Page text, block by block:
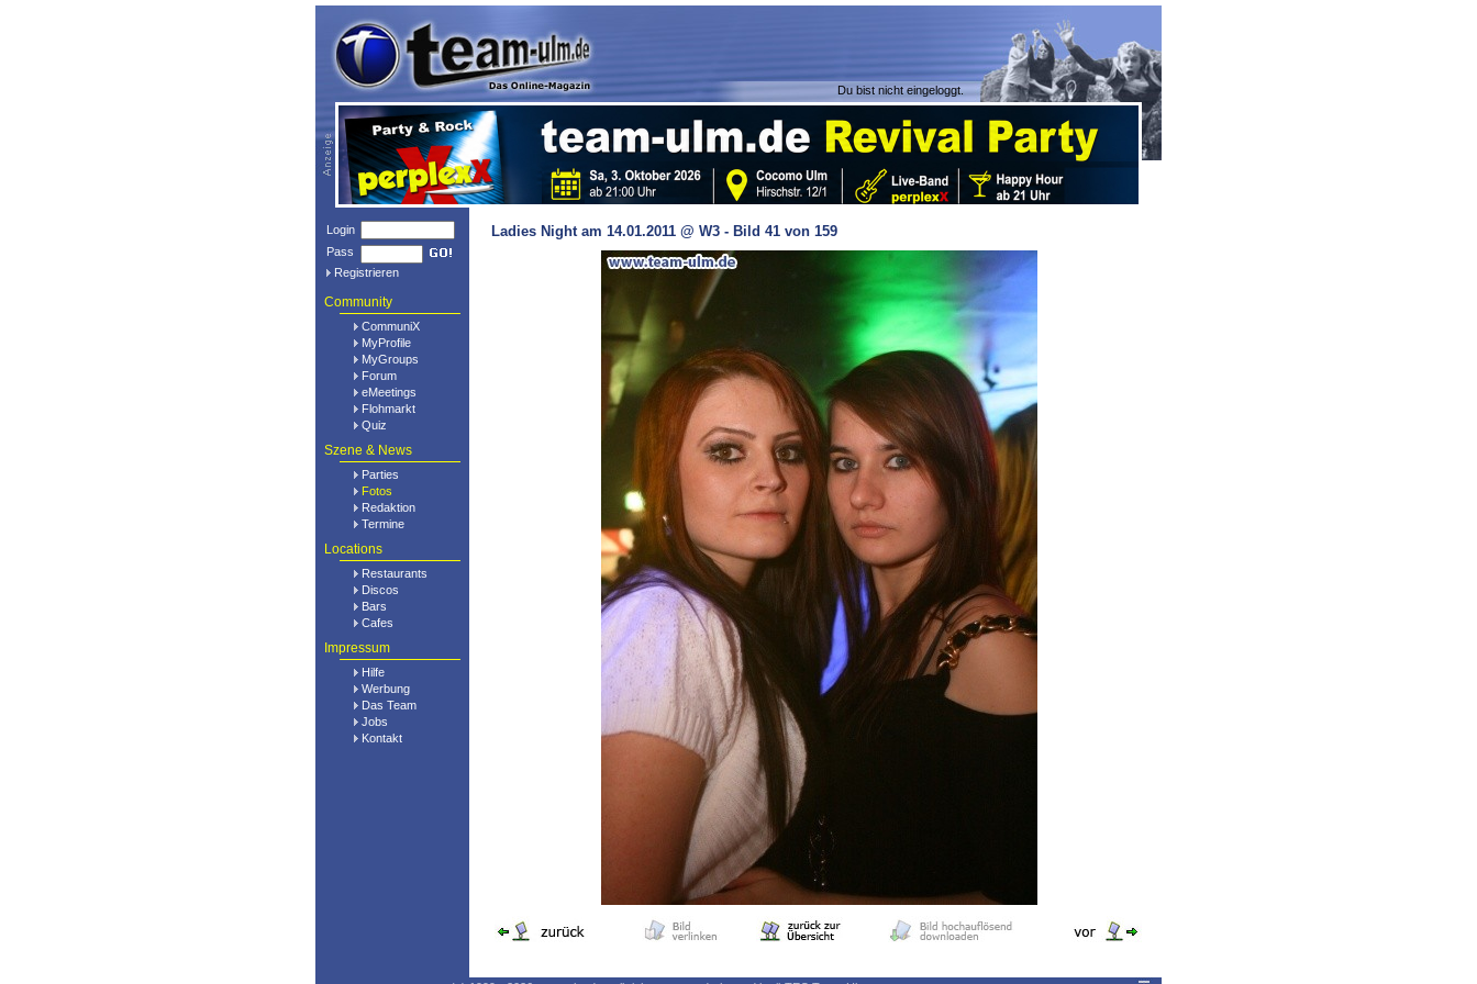
Du bist nicht eingeloggt.
Login
Pass
Registrieren
Community
CommuniX
MyProfile
MyGroups
Forum
eMeetings
Flohmarkt
Quiz
Szene & News
Parties
Fotos
Redaktion
Termine
Locations
Restaurants
Discos
Bars
Cafes
Impressum
Hilfe
Werbung
Das Team
Jobs
Kontakt
Ladies Night am 14.01.2011 @ W3 - Bild 41 von 159